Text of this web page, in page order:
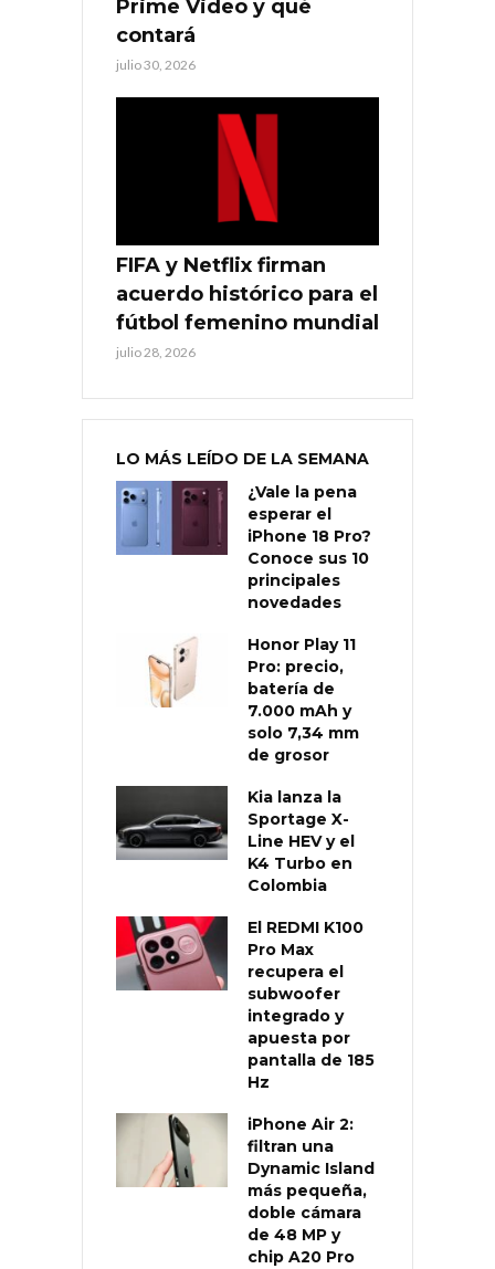
Prime Video y qué
contará
julio 30, 2026
FIFA y Netflix firman
acuerdo histórico para el
fútbol femenino mundial
julio 28, 2026
LO MÁS LEÍDO DE LA SEMANA
¿Vale la pena
esperar el
iPhone 18 Pro?
Conoce sus 10
principales
novedades
Honor Play 11
Pro: precio,
batería de
7.000 mAh y
solo 7,34 mm
de grosor
Kia lanza la
Sportage X-
Line HEV y el
K4 Turbo en
Colombia
El REDMI K100
Pro Max
recupera el
subwoofer
integrado y
apuesta por
pantalla de 185
Hz
iPhone Air 2:
filtran una
Dynamic Island
más pequeña,
doble cámara
de 48 MP y
chip A20 Pro